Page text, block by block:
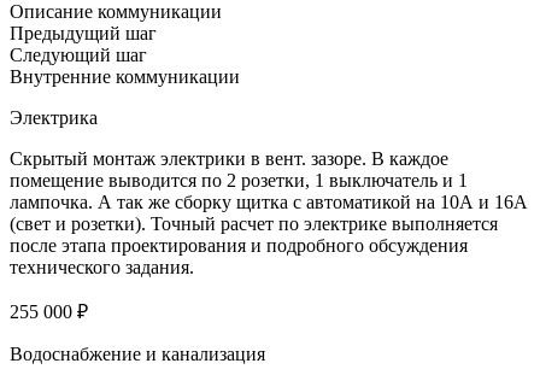
Описание коммуникации
Предыдущий шаг
Следующий шаг
Внутренние коммуникации
Электрика
Скрытый монтаж электрики в вент. зазоре. В каждое
помещение выводится по 2 розетки, 1 выключатель и 1
лампочка. А так же сборку щитка с автоматикой на 10А и 16А
(свет и розетки). Точный расчет по электрике выполняется
после этапа проектирования и подробного обсуждения
технического задания.
255 000 ₽
Водоснабжение и канализация